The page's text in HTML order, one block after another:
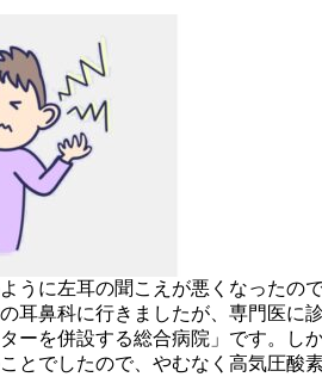
うに左耳の聞こえが悪くなったの
耳鼻科に行きましたが、専門医に
ーを併設する総合病院」です。し
とでしたので、やむなく高気圧酸